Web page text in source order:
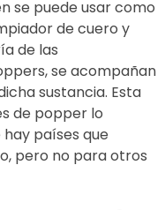
se puede usar como
de cuero y
de las
se acompañan
sustancia. Esta
de popper lo
países que
pero no para otros